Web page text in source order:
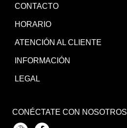
CONTACTO
HORARIO
ATENCIÓN AL CLIENTE
INFORMACIÓN
LEGAL
CONÉCTATE CON NOSOTROS